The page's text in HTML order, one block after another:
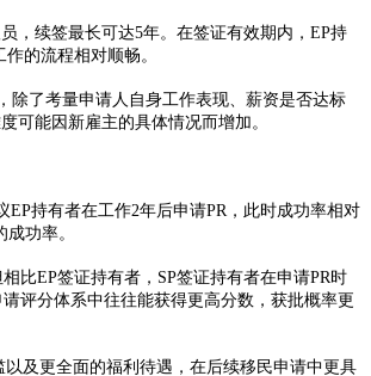
，续签最长可达5年。在签证有效期内，EP持
的流程相对顺畅。​
了考量申请人自身工作表现、薪资是否达标
可能因新雇主的具体情况而增加。​
持有者在工作2年后申请PR，此时成功率相对
功率。​
比EP签证持有者，SP签证持有者在申请PR时
评分体系中往往能获得更高分数，获批概率更
及更全面的福利待遇，在后续移民申请中更具